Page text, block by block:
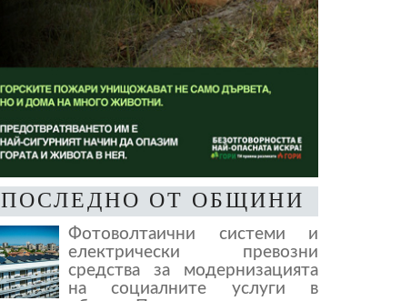
ПОСЛЕДНО ОТ ОБЩИНИ
Фотоволтаични системи и
електрически превозни
средства за модернизацията
на социалните услуги в